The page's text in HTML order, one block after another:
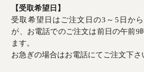
【受取希望日】
受取希望日はご注文日の3～5日か
が、お電話でのご注文は前日の午前9
ます。
お急ぎの場合はお電話にてご注文下さ